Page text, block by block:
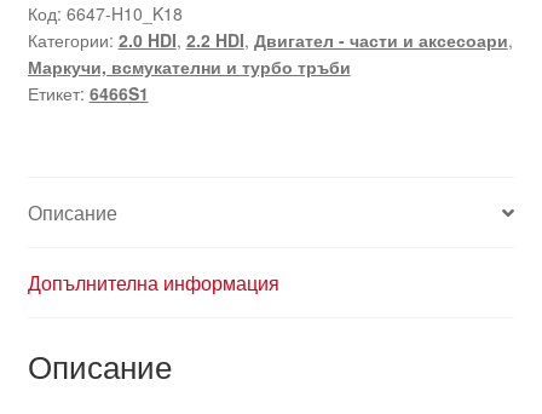
Код: 6647-H10_K18
Категории: 2.0 HDI, 2.2 HDI, Двигател - части и аксесоари,
Маркучи, всмукателни и турбо тръби
Етикет: 6466S1
Описание
Допълнителна информация
Описание